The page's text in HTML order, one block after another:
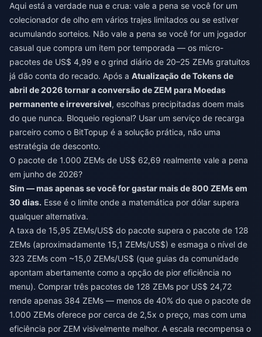
Aqui está a verdade nua e crua: vale a pena se você for um
colecionador de olho em vários trajes limitados ou se estiver
acumulando sorteios. Não vale a pena se você for um jogador
casual que compra um item por temporada — os micro-
pacotes de US$ 4,99 e o grind diário de 20–25 ZEMs gratuitos
já dão conta do recado. Após a Atualização de Tokens de
abril de 2026 tornar a conversão de ZEM para Moedas
permanente e irreversível, escolhas precipitadas doem mais
do que nunca. Bloqueio regional? Usar um serviço de recarga
parceiro como o BitTopup é a solução prática, não uma
estratégia de desconto.
O pacote de 1.000 ZEMs de US$ 62,69 realmente vale a pena
em junho de 2026?
Sim — mas apenas se você for gastar mais de 800 ZEMs em
30 dias. Esse é o limite onde a matemática por dólar supera
qualquer alternativa.
A taxa de 15,95 ZEMs/US$ do pacote supera o pacote de 128
ZEMs (aproximadamente 15,1 ZEMs/US$) e esmaga o nível de
323 ZEMs com ~15,0 ZEMs/US$ (que guias da comunidade
apontam abertamente como a opção de pior eficiência no
menu). Comprar três pacotes de 128 ZEMs por US$ 24,72
rende apenas 384 ZEMs — menos de 40% do que o pacote de
1.000 ZEMs oferece por cerca de 2,5x o preço, mas com uma
eficiência por ZEM visivelmente melhor. A escala recompensa o